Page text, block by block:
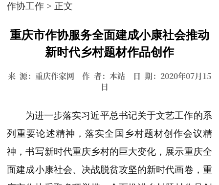
作协工作 > 正文
重庆市作协服务全面建成小康社会推动
新时代乡村题材作品创作
来 源：重庆作家网 作 者：本站 日 期：2020年07月15
日
为进一步落实习近平总书记关于文艺工作的系
列重要论述精神，落实全国乡村题材创作会议精
神，书写新时代重庆乡村的巨大变化，展示重庆全
面建成小康社会、决战脱贫攻坚的新时代画卷，重